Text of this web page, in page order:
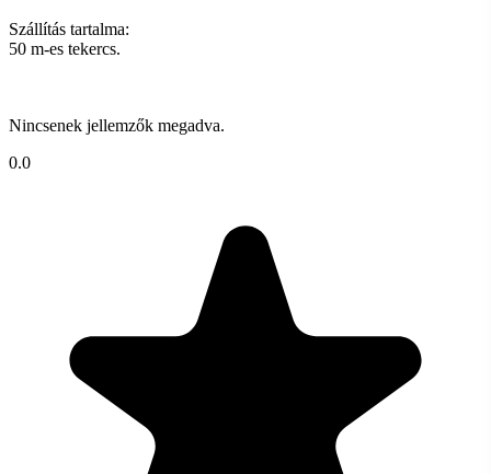
Szállítás tartalma:
50 m-es tekercs.
Nincsenek jellemzők megadva.
0.0